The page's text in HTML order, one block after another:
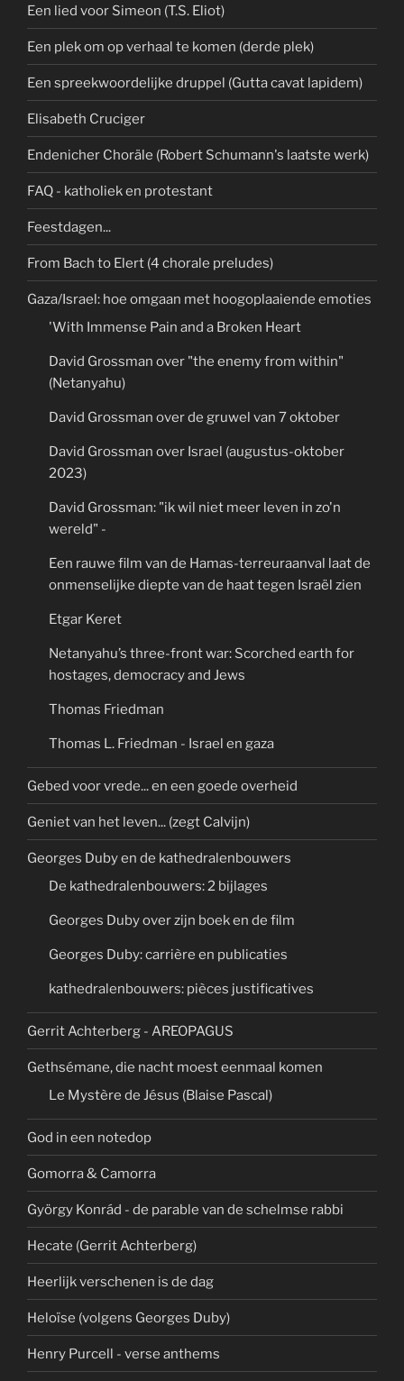
Een lied voor Simeon (T.S. Eliot)
Een plek om op verhaal te komen (derde plek)
Een spreekwoordelijke druppel (Gutta cavat lapidem)
Elisabeth Cruciger
Endenicher Choräle (Robert Schumann's laatste werk)
FAQ - katholiek en protestant
Feestdagen...
From Bach to Elert (4 chorale preludes)
Gaza/Israel: hoe omgaan met hoogoplaaiende emoties
'With Immense Pain and a Broken Heart
David Grossman over "the enemy from within"
(Netanyahu)
David Grossman over de gruwel van 7 oktober
David Grossman over Israel (augustus-oktober
2023)
David Grossman: "ik wil niet meer leven in zo'n
wereld" -
Een rauwe film van de Hamas-terreuraanval laat de
onmenselijke diepte van de haat tegen Israël zien
Etgar Keret
Netanyahu’s three-front war: Scorched earth for
hostages, democracy and Jews
Thomas Friedman
Thomas L. Friedman - Israel en gaza
Gebed voor vrede... en een goede overheid
Geniet van het leven... (zegt Calvijn)
Georges Duby en de kathedralenbouwers
De kathedralenbouwers: 2 bijlages
Georges Duby over zijn boek en de film
Georges Duby: carrière en publicaties
kathedralenbouwers: pièces justificatives
Gerrit Achterberg - AREOPAGUS
Gethsémane, die nacht moest eenmaal komen
Le Mystère de Jésus (Blaise Pascal)
God in een notedop
Gomorra & Camorra
György Konrád - de parable van de schelmse rabbi
Hecate (Gerrit Achterberg)
Heerlijk verschenen is de dag
Heloïse (volgens Georges Duby)
Henry Purcell - verse anthems